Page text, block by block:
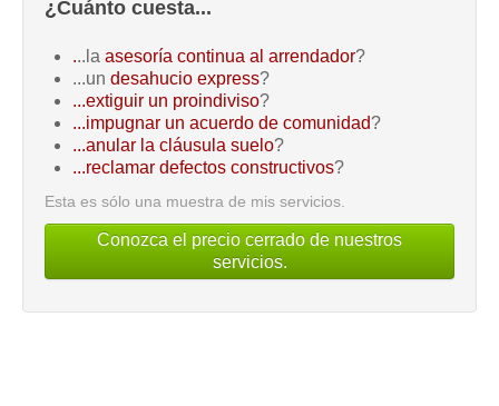
¿Cuánto cuesta...
...la asesoría continua al arrendador?
...un desahucio express?
...extiguir un proindiviso?
...impugnar un acuerdo de comunidad?
...anular la cláusula suelo?
...reclamar defectos constructivos?
Esta es sólo una muestra de mis servicios.
Conozca el precio cerrado de nuestros
servicios.